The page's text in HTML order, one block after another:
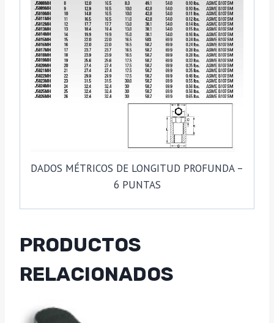
DADOS MÉTRICOS DE LONGITUD PROFUNDA –
6 PUNTAS
PRODUCTOS
RELACIONADOS